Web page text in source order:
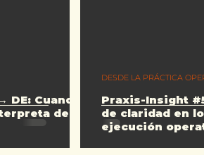
Cuando
de
Praxis-Insight
de claridad en
ejecución
DESDE LA PRÁCTICA